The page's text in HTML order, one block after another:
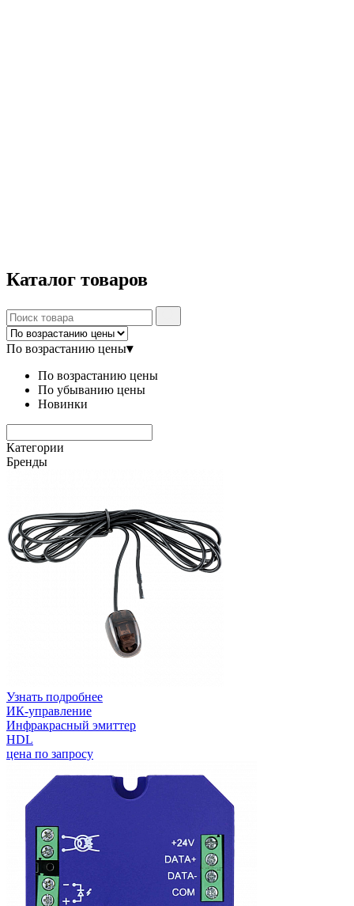
Каталог товаров
По возрастанию цены▾
По возрастанию цены
По убыванию цены
Новинки
Категории
Бренды
Узнать подробнее
ИК-управление
Инфракрасный эмиттер
HDL
цена по запросу